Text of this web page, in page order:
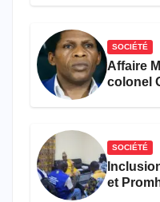
SOCIÉTÉ
Affaire
colonel
SOCIÉTÉ
et